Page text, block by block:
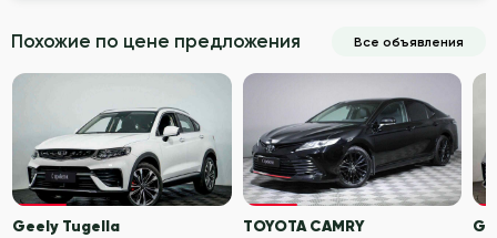
Похожие по цене предложения Все объявления
VIN проверен
Geely Tugella
VIN проверен
TOYOTA CAMRY